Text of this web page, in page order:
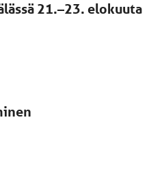
21.–23. elokuuta